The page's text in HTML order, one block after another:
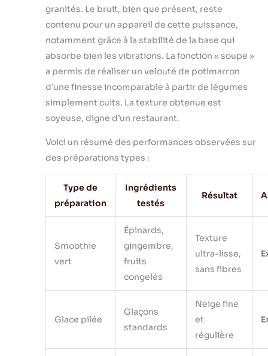
granités. Le bruit, bien que présent, reste
contenu pour un appareil de cette puissance,
notamment grâce à la stabilité de la base qui
absorbe bien les vibrations. La fonction « soupe »
a permis de réaliser un velouté de potimarron
d’une finesse incomparable à partir de légumes
simplement cuits. La texture obtenue est
soyeuse, digne d’un restaurant.
Voici un résumé des performances observées sur
des préparations types :
Type de
préparation
Ingrédients
testés
Résultat
Smoothie
vert
Épinards,
gingembre,
fruits
congelés
Texture
ultra-lisse,
sans fibres
Glace pilée
Glaçons
standards
Neige fine
et
régulière